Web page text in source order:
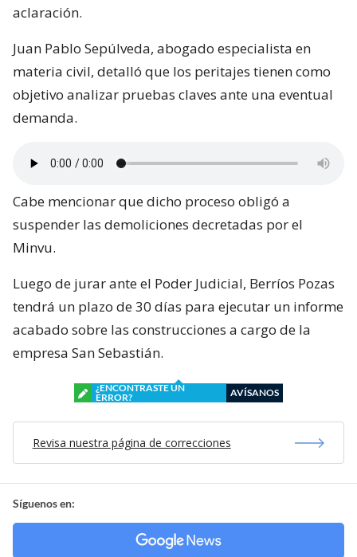
aclaración.
Juan Pablo Sepúlveda, abogado especialista en
materia civil, detalló que los peritajes tienen como
objetivo analizar pruebas claves ante una eventual
demanda.
Cabe mencionar que dicho proceso obligó a
suspender las demoliciones decretadas por el
Minvu.
Luego de jurar ante el Poder Judicial, Berríos Pozas
tendrá un plazo de 30 días para ejecutar un informe
acabado sobre las construcciones a cargo de la
empresa San Sebastián.
¿ENCONTRASTE UN
ERROR?
AVÍSANOS
Revisa nuestra página de correcciones
Síguenos en: